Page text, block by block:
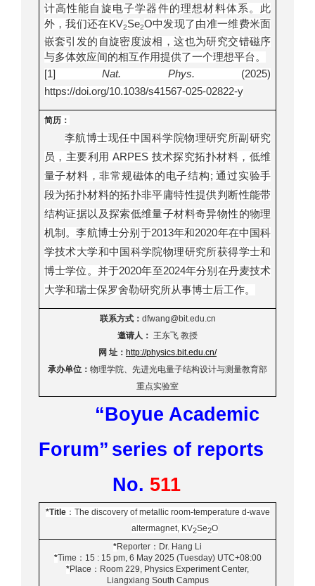
计高性能自旋电子学器件的理想材料体系。此
外，我们还在 KV2Se2O中发现了由准一维费米面
嵌套引发的自旋密度波相，这也为研究交错磁序
与多体效应间的相互作用提供了一个理想平台。
[1]Nat. Phys. (2025)
https://doi.org/10.1038/s41567-025-02822-y
简历：
李航博士现任中国科学院物理研究所副研究
员，主要利用ARPES 技术探究拓扑材料，低维
量子材料，非常规磁体的电子结构;通过实验手
段为拓扑材料的拓扑非平庸特性提供判断性能带
结构证据以及探索低维量子材料奇异物性的物理
机制。李航博士分别于2013年和2020年在中国科
学技术大学和中国科学院物理研究所获得学士和
博士学位。并于2020年至2024年分别在丹麦技术
大学和瑞士保罗舍勒研究所从事博士后工作。
联系方式： dfwang@bit.edu.cn
邀请人： 王东飞 教授
网 址： http://physics.bit.edu.cn/
承办单位： 物理学院、先进光电量子结构设计与测量教育部
重点实验室
“Boyue Academic
Forum” series of reports
No. 511
*Title： The discovery of metallic room-temperature d-wave
altermagnet, KV2Se2O
*Reporter ： Dr. Hang Li
*Time ： 15 : 15 pm, 6 May 2025 (Tuesday) UTC+08:00
*Place ： Room 229, Physics Experiment Center,
Liangxiang South Campus